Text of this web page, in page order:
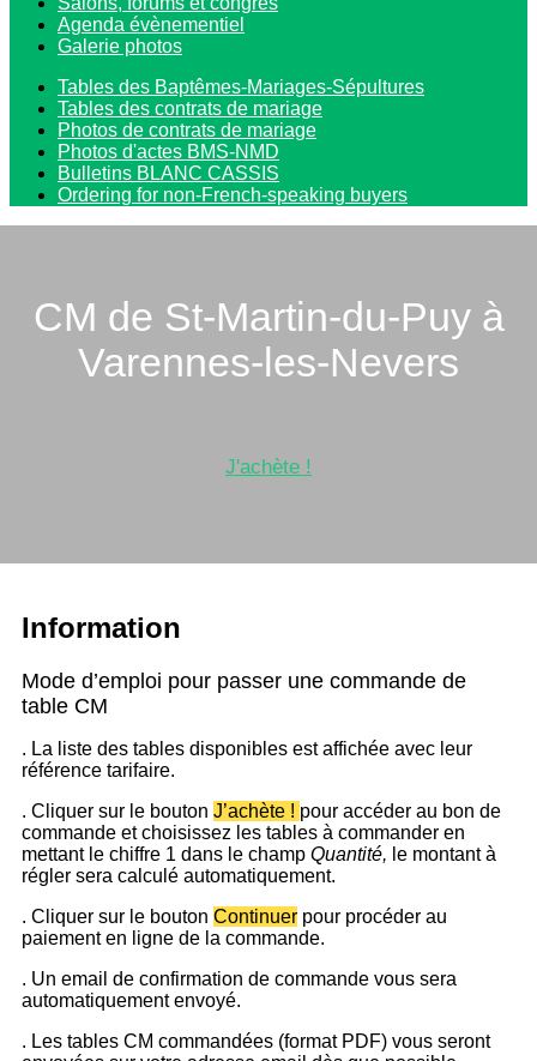
Agenda évènementiel
Galerie photos
Tables des Baptêmes-Mariages-Sépultures
Tables des contrats de mariage
Photos de contrats de mariage
Photos d'actes BMS-NMD
Bulletins BLANC CASSIS
Ordering for non-French-speaking buyers
CM de St-Martin-du-Puy à
Varennes-les-Nevers
J'achète !
Information
Mode d’emploi pour passer une commande de
table CM
. La liste des tables disponibles est affichée avec leur
référence tarifaire.
. Cliquer sur le bouton J’achète ! pour accéder au bon de
commande et choisissez les tables à commander en
mettant le chiffre 1 dans le champ Quantité, le montant à
régler sera calculé automatiquement.
. Cliquer sur le bouton Continuer pour procéder au
paiement en ligne de la commande.
. Un email de confirmation de commande vous sera
automatiquement envoyé.
. Les tables CM commandées (format PDF) vous seront